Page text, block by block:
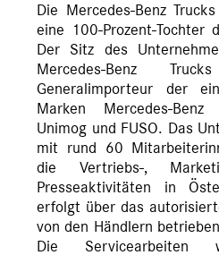
Die Mercedes-Benz
eine 100-Prozent-Tochter
Der Sitz des
Mercedes-Benz
Generalimporteur der
Marken Mercedes-
Unimog und FUSO. Das
mit rund 60
die Vertriebs-,
Presseaktivitäten in
erfolgt über das
von den Händlern
Die